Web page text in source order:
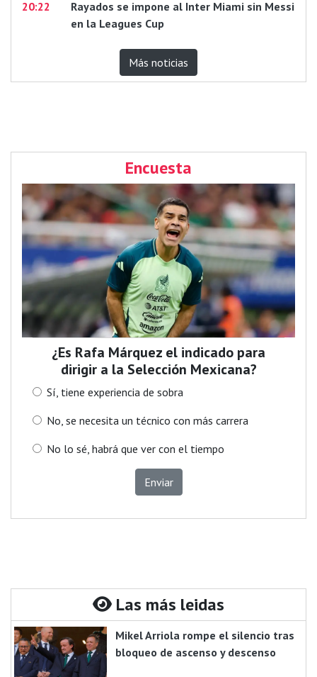
20:22
Rayados se impone al Inter Miami sin Messi
en la Leagues Cup
Más noticias
Encuesta
¿Es Rafa Márquez el indicado para
dirigir a la Selección Mexicana?
Sí, tiene experiencia de sobra
No, se necesita un técnico con más carrera
No lo sé, habrá que ver con el tiempo
Enviar
Las más leidas
Mikel Arriola rompe el silencio tras
bloqueo de ascenso y descenso